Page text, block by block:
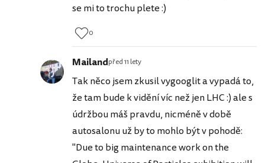
se mi to trochu plete :)
0
Mailandpřed 11 lety
Tak něco jsem zkusil vygooglit a vypadá to,
že tam bude k vidění víc než jen LHC :) ale s
údržbou máš pravdu, nicméně v době
autosalonu už by to mohlo být v pohodě:
"Due to big maintenance work on the